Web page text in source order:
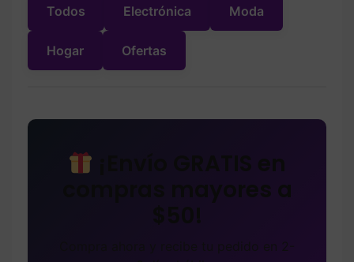
Todos Electrónica Moda
Hogar Ofertas
¡Envío GRATIS en
compras mayores a
Compra ahora y recibe tu pedido en 2-